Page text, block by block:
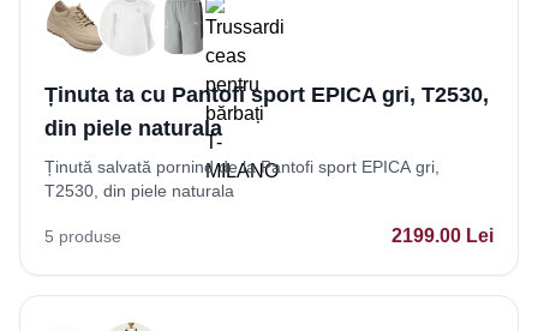
Ținuta ta cu Pantofi sport EPICA gri, T2530,
din piele naturala
Ținută salvată pornind de la Pantofi sport EPICA gri,
T2530, din piele naturala
5 produse 2199.00 Lei